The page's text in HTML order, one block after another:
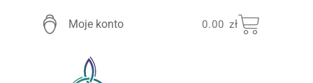
Moje konto 0.00zł